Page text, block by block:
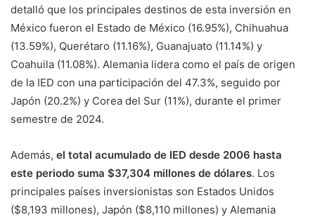
detalló que los principales destinos de esta inversión en
México fueron el Estado de México (16.95%), Chihuahua
(13.59%), Querétaro (11.16%), Guanajuato (11.14%) y
Coahuila (11.08%). Alemania lidera como el país de origen
de la IED con una participación del 47.3%, seguido por
Japón (20.2%) y Corea del Sur (11%), durante el primer
semestre de 2024.
Además, el total acumulado de IED desde 2006 hasta
este periodo suma $37,304 millones de dólares. Los
principales países inversionistas son Estados Unidos
($8,193 millones), Japón ($8,110 millones) y Alemania